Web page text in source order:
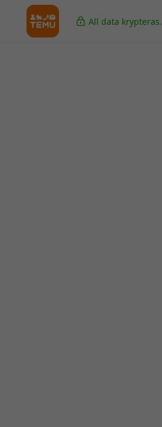
All data krypteras.